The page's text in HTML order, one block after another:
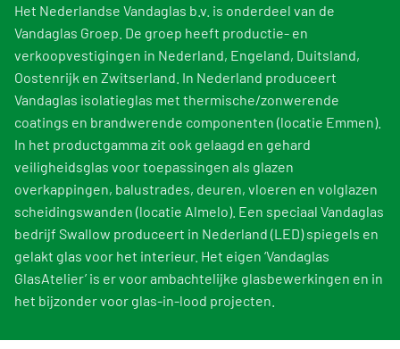
Het Nederlandse Vandaglas b.v. is onderdeel van de
Vandaglas Groep. De groep heeft productie- en
verkoopvestigingen in Nederland, Engeland, Duitsland,
Oostenrijk en Zwitserland. In Nederland produceert
Vandaglas isolatieglas met thermische/zonwerende
coatings en brandwerende componenten (locatie Emmen).
In het productgamma zit ook gelaagd en gehard
veiligheidsglas voor toepassingen als glazen
overkappingen, balustrades, deuren, vloeren en volglazen
scheidingswanden (locatie Almelo). Een speciaal Vandaglas
bedrijf Swallow produceert in Nederland (LED) spiegels en
gelakt glas voor het interieur. Het eigen ‘Vandaglas
GlasAtelier’ is er voor ambachtelijke glasbewerkingen en in
het bijzonder voor glas-in-lood projecten.